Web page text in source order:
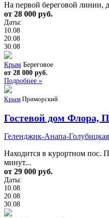
На первой береговой линии,
от 28 000 руб.
Даты:
10.08
20.08
30.08
Крым Береговое
от 28 000 руб.
Подробнее »
Крым Приморский
Гостевой дом Флора,
Геленджик-Анапа-
Находится в курортном пос.
минут...
от 29 000 руб.
Даты:
10.08
20.08
30.08